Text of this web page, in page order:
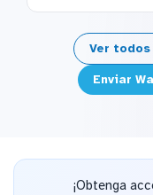
Ver
Enviar
¡Obtenga